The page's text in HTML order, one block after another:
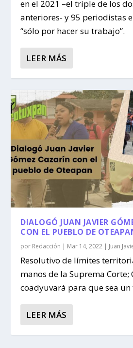
en el 2021 –el triple de los
anteriores- y 95 periodistas
“sólo por hacer su trabajo”.
LEER MÁS
DIALOGÓ JUAN JAVIER
CON EL PUEBLO DE
por Redacción | Mar 14, 2022 | Juan
Resolutivo de límites
manos de la Suprema Corte;
coadyuvará para que sea
LEER MÁS